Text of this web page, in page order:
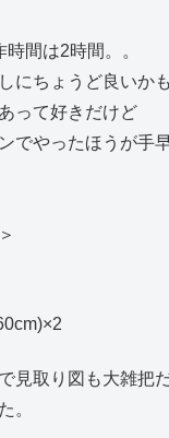
間は2時間。。
にちょうど良いかも
って好きだけど
でやったほうが手
見取り図も大雑把
。